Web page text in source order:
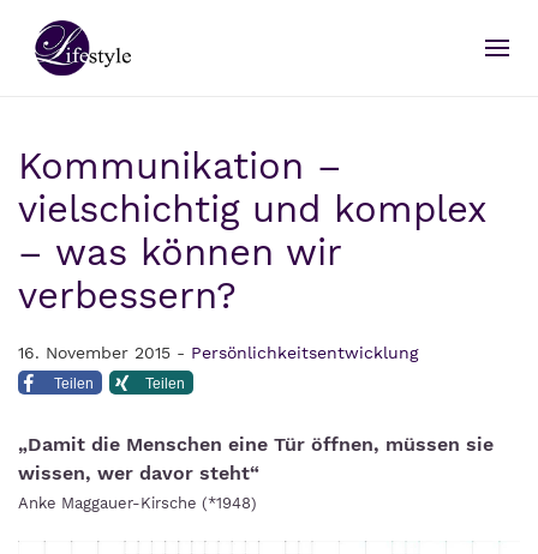
Kommunikation –
vielschichtig und komplex
– was können wir
verbessern?
16. November 2015 - Persönlichkeitsentwicklung
Teilen Teilen
„Damit die Menschen eine Tür öffnen, müssen sie
wissen, wer davor steht“
Anke Maggauer-Kirsche (*1948)